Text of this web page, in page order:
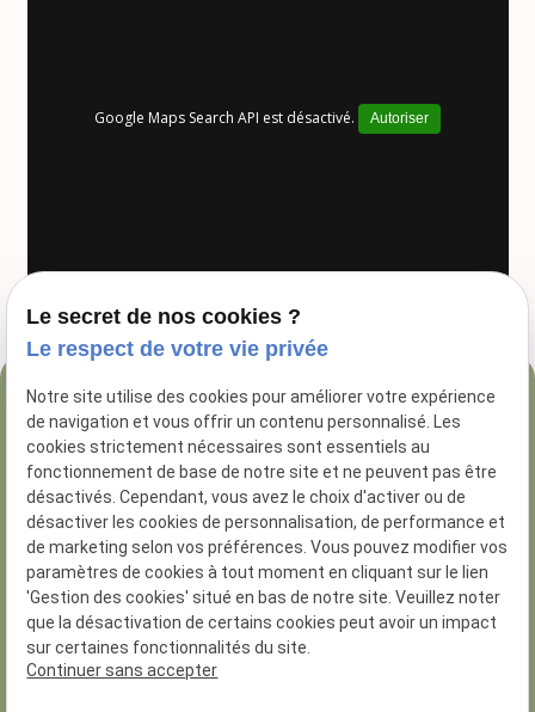
Google Maps Search API est désactivé. Autoriser
04 84 89 16 47
54 Rue George
13005 Marseille
N° de Siret :81285926200014
Numero d'habilitation : 8.13.01.30
Le secret de nos cookies ?
Le respect de votre vie privée
Notre site utilise des cookies pour améliorer votre expérience
de navigation et vous offrir un contenu personnalisé. Les
cookies strictement nécessaires sont essentiels au
fonctionnement de base de notre site et ne peuvent pas être
désactivés. Cependant, vous avez le choix d'activer ou de
désactiver les cookies de personnalisation, de performance et
de marketing selon vos préférences. Vous pouvez modifier vos
paramètres de cookies à tout moment en cliquant sur le lien
'Gestion des cookies' situé en bas de notre site. Veuillez noter
que la désactivation de certains cookies peut avoir un impact
sur certaines fonctionnalités du site.
Continuer sans accepter